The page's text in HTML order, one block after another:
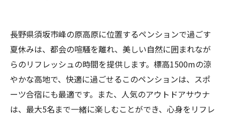
長野県須坂市峰の原高原に位置するペンションで過ごす
夏休みは、都会の喧騒を離れ、美しい自然に囲まれなが
らのリフレッシュの時間を提供します。標高1500mの涼
やかな高地で、快適に過ごせるこのペンションは、スポ
ーツ合宿にも最適です。また、人気のアウトドアサウナ
は、最大5名まで一緒に楽しむことができ、心身をリフレ